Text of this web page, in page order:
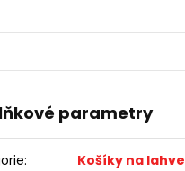
parametry
: Košíky na lahve